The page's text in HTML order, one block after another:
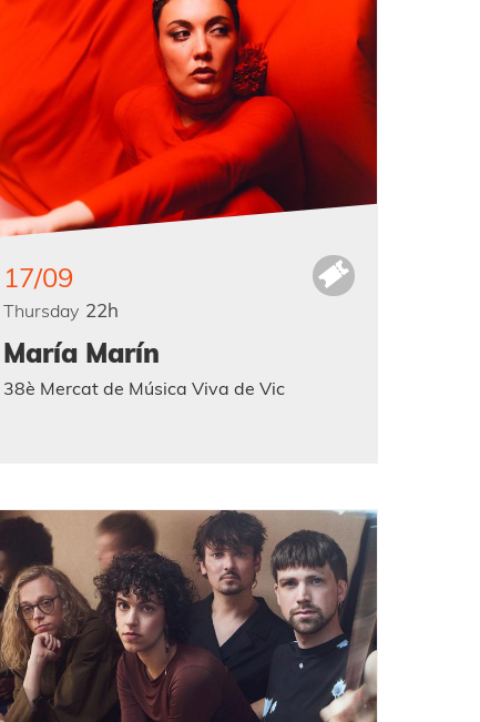
17/09
Thursday 22h
María Marín
38è Mercat de Música Viva de Vic